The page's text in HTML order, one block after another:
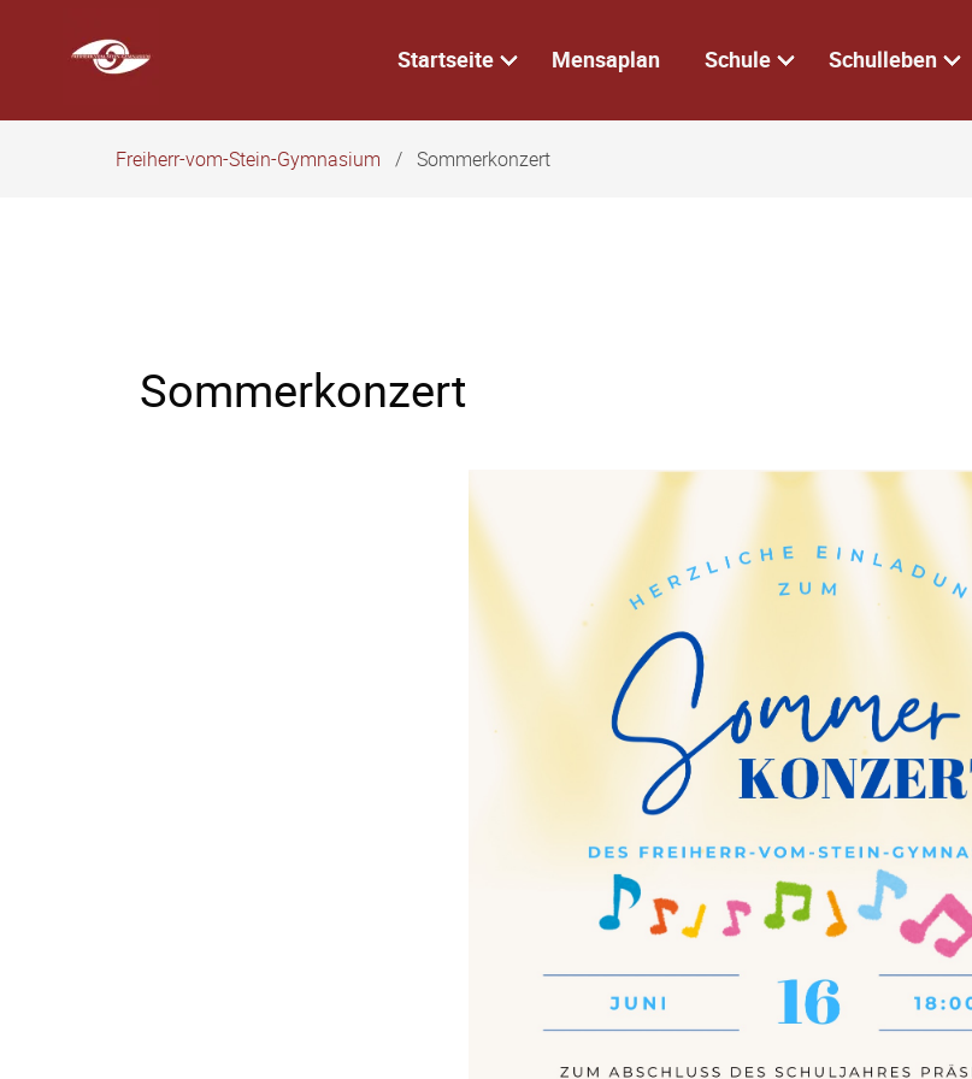
überspringen
Startseite Mensaplan Schule Schulleben
Freiherr-vom-Stein-Gymnasium Sommerkonzert
Sommerkonzert